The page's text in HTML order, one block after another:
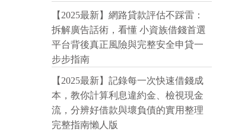
【2025最新】網路貸款評估不踩雷：
拆解廣告話術，看懂 小資族借錢首選
平台背後真正風險與完整安全申貸一
步步指南
【2025最新】記錄每一次快速借錢成
本，教你計算利息違約金、檢視現金
流，分辨好借款與壞負債的實用整理
完整指南懶人版